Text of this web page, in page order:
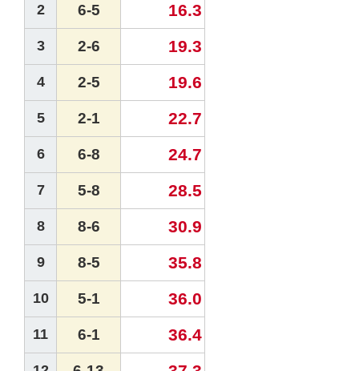
2 6-5 16.3
3 2-6 19.3
4 2-5 19.6
5 2-1 22.7
6 6-8 24.7
7 5-8 28.5
8 8-6 30.9
9 8-5 35.8
10 5-1 36.0
11 6-1 36.4